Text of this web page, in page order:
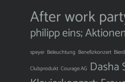
After work
philipp eins;
speyer Beleuchtung Benefizkonzert
Clubprodukt Courage AG Dasha